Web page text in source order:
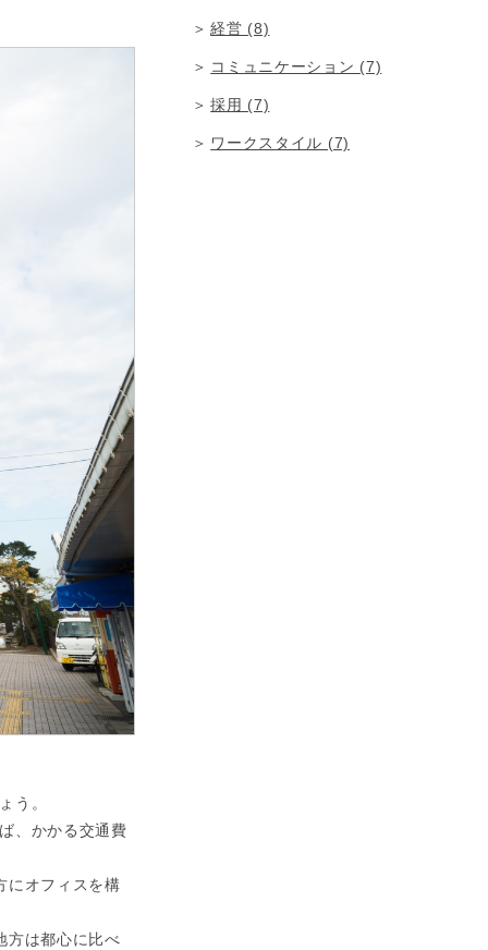
う。
、かかる交通費
にオフィスを構
方は都心に比べ
経営 (8)
コミュニケーション (7)
採用 (7)
ワークスタイル (7)